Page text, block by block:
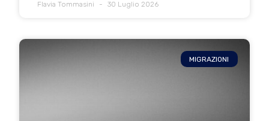
Flavia Tommasini 30 Luglio 2026
MIGRAZIONI